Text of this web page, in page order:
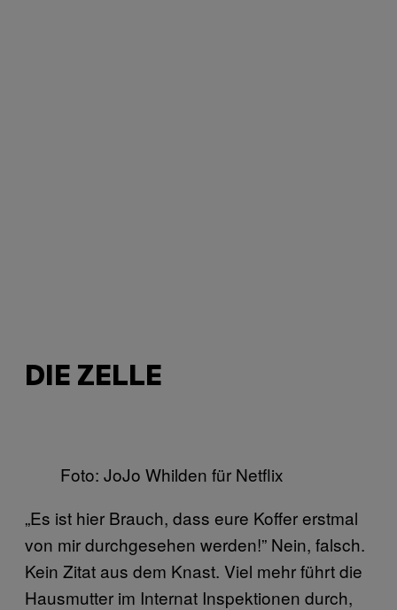
DIE ZELLE
Foto: JoJo Whilden für Netflix
„Es ist hier Brauch, dass eure Koffer erstmal
von mir durchgesehen werden!” Nein, falsch.
Kein Zitat aus dem Knast. Viel mehr führt die
Hausmutter im Internat Inspektionen durch,